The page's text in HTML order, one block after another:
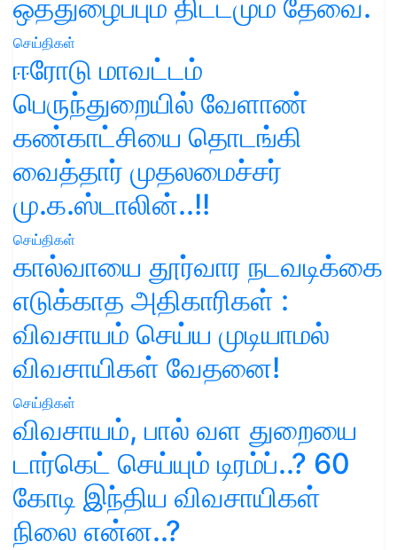
ஒத்துழைப்பும் திட்டமும் தேவை.
செய்திகள்
ஈரோடு மாவட்டம்
பெருந்துறையில் வேளாண்
கண்காட்சியை தொடங்கி
வைத்தார் முதலமைச்சர்
மு.க.ஸ்டாலின்..!!
செய்திகள்
கால்வாயை தூர்வார நடவடிக்கை
எடுக்காத அதிகாரிகள் :
விவசாயம் செய்ய முடியாமல்
விவசாயிகள் வேதனை!
செய்திகள்
விவசாயம், பால் வள துறையை
டார்கெட் செய்யும் டிரம்ப்..? 60
கோடி இந்திய விவசாயிகள்
நிலை என்ன..?